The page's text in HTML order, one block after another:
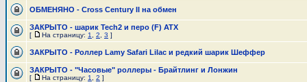
ОБМЕНЯНО - Cross Century II на обмен
ЗАКРЫТО - шарик Tech2 и перо (F) ATX
[ На страницу: 1 2 3 ]
ЗАКРЫТО - Роллер Lamy Safari Lilac и редкий шарик Шеффер
ЗАКРЫТО - "Часовые" роллеры - Брайтлинг и Лонжин
[ На страницу: 1 2 ]